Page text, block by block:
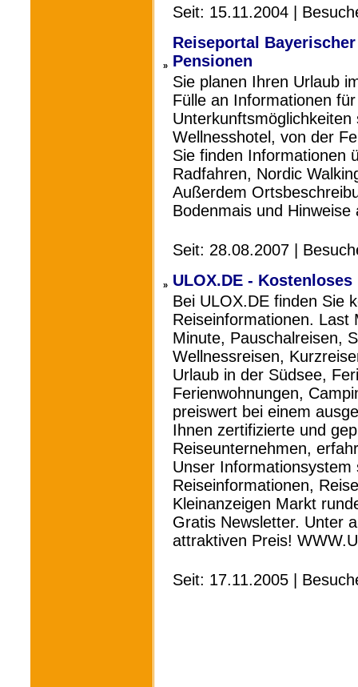
Seit: 15.11.2004 |
»
Reiseportal
Pensionen
Sie planen Ihren Urlaub
Fülle an Informationen
Wellnesshotel, von der
Sie finden Informationen
Radfahren, Nordic
Außerdem
Bodenmais und
Seit: 28.08.2007 |
» ULOX.DE -
Bei ULOX.DE finden Sie
Reiseinformationen. Last
Minute, Pauschalreisen,
Wellnessreisen,
Urlaub in der Südsee,
Ferienwohnungen,
preiswert bei einem
Ihnen zertifizierte und
Reiseunternehmen,
Unser
Reiseinformationen,
Kleinanzeigen Markt
Gratis Newsletter. Unter
attraktiven Preis!
Seit: 17.11.2005 |